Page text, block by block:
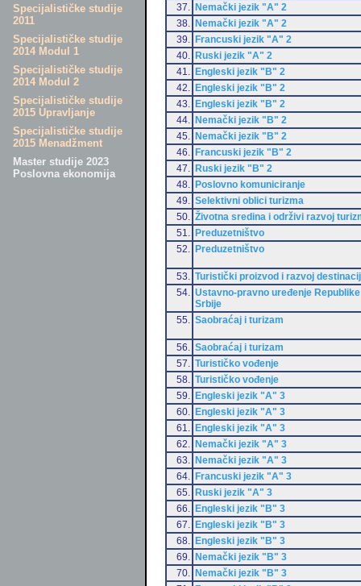
Specijalističke studije
2011
Specijalističke studije
2014 Modul 1
Specijalističke studije
2014 Modul 2
Specijalističke studije
2015 Upravljanje
Specijalističke studije
2015 Menadžment
Master studije 2023
Poslovna ekonomija
37.
Nemački jezik "A" 2
38.
Nemački jezik "A" 2
39.
Francuski jezik "A" 2
40.
Ruski jezik "A" 2
41.
Engleski jezik "B" 2
42.
Engleski jezik "B" 2
43.
Engleski jezik "B" 2
44.
Nemački jezik "B" 2
45.
Nemački jezik "B" 2
46.
Francuski jezik "B" 2
47.
Ruski jezik "B" 2
48.
Poslovno komuniciranje
49.
Selektivni oblici turizma
50.
Životna sredina i održivi razvoj
51.
Preduzetništvo
52.
Preduzetništvo
53.
Turistički proizvod i razvoj
54.
Ustavno-pravno uređenje Republike
Srbije
55.
Saobraćaj i turizam
56.
Saobraćaj i turizam
57.
Turističko vođenje
58.
Turističko vođenje
59.
Engleski jezik "A" 3
60.
Engleski jezik "A" 3
61.
Engleski jezik "A" 3
62.
Nemački jezik "A" 3
63.
Nemački jezik "A" 3
64.
Francuski jezik "A" 3
65.
Ruski jezik "A" 3
66.
Engleski jezik "B" 3
67.
Engleski jezik "B" 3
68.
Engleski jezik "B" 3
69.
Nemački jezik "B" 3
70.
Nemački jezik "B" 3